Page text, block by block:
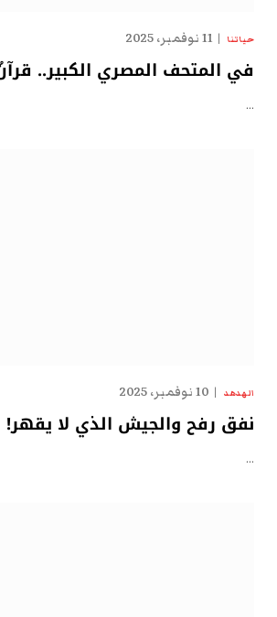
حياتنا 11 نوفمبر، 2025
في المتحف المصري الكبير..
…
الهدهد 10 نوفمبر، 2025
نفق رفح والجيش الذي لا يقهر!
…